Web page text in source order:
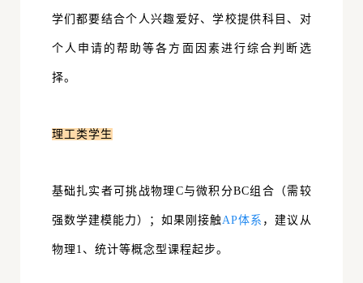
学们都要结合个人兴趣爱好、学校提供科目、对
个人申请的帮助等各方面因素进行综合判断选
择。
理工类学生
基础扎实者可挑战物理C与微积分BC组合（需较
强数学建模能力）； 如果刚接触 AP体系 ，建议从
物理1、统计等概念型课程起步。